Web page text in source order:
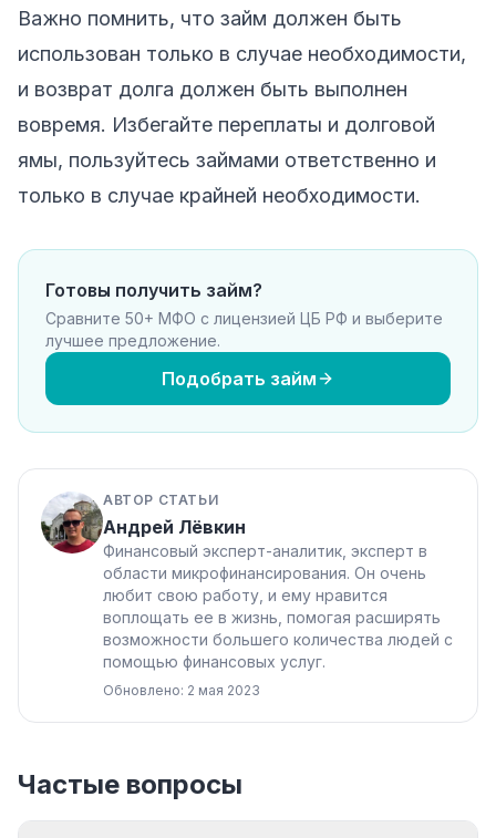
Важно помнить, что займ должен быть
использован только в случае необходимости,
и возврат долга должен быть выполнен
вовремя. Избегайте переплаты и долговой
ямы, пользуйтесь займами ответственно и
только в случае крайней необходимости.
Готовы получить займ?
Сравните 50+ МФО с лицензией ЦБ РФ и выберите
лучшее предложение.
Подобрать займ
АВТОР СТАТЬИ
Андрей Лёвкин
Финансовый эксперт-аналитик, эксперт в
области микрофинансирования. Он очень
любит свою работу, и ему нравится
воплощать ее в жизнь, помогая расширять
возможности большего количества людей с
помощью финансовых услуг.
Обновлено: 2 мая 2023
Частые вопросы